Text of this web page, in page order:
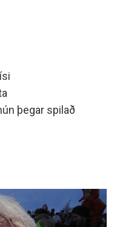
þegar spilað